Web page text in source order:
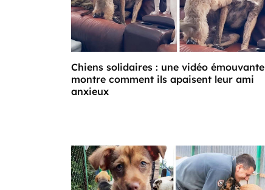
Chiens solidaires : une vidéo émouvante
montre comment ils apaisent leur ami
anxieux